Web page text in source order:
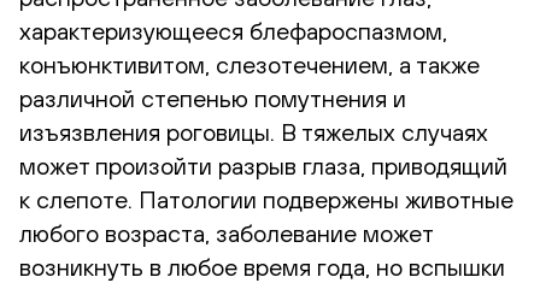
характеризующееся блефароспазмом,
конъюнктивитом, слезотечением, а также
различной степенью помутнения и
изъязвления роговицы. В тяжелых случаях
может произойти разрыв глаза, приводящий
к слепоте. Патологии подвержены животные
любого возраста, заболевание может
возникнуть в любое время года, но вспышки